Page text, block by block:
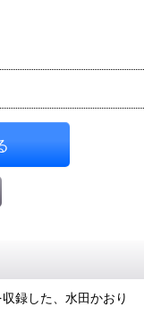
録した、水田かおり